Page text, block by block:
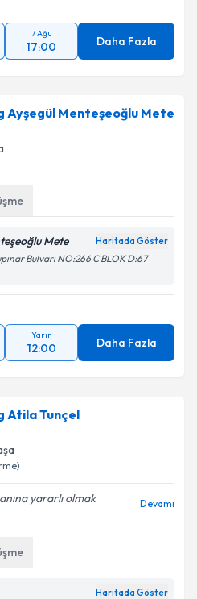
7 Ağu
17:00 Daha Fazla
Ayşegül Menteşeoğlu Mete
Mete Haritada Göster
Bulvarı NO:266 C BLOK D:67
Yarın
12:00 Daha Fazla
Atila Tunçel
yararlı olmak
Devamı
Haritada Göster